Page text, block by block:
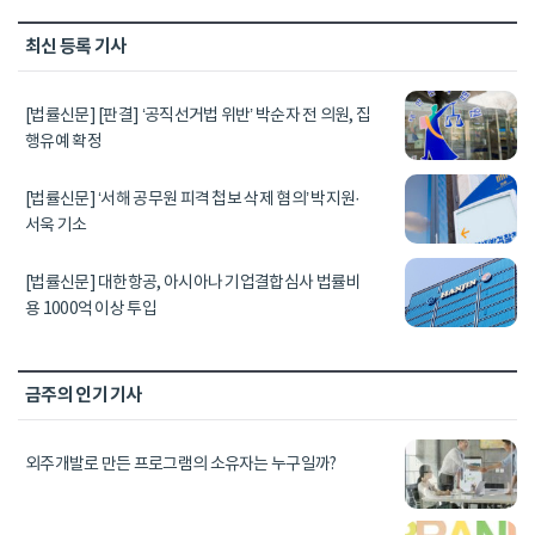
최신 등록 기사
[법률신문] [판결] ‘공직선거법 위반’ 박순자 전 의원, 집
행유예 확정
[법률신문] ‘서해 공무원 피격 첩보 삭제 혐의’ 박지원·
서욱 기소
[법률신문] 대한항공, 아시아나 기업결합심사 법률비
용 1000억 이상 투입
금주의 인기 기사
외주개발로 만든 프로그램의 소유자는 누구일까?